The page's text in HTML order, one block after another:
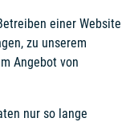
einer Website
zu unserem
Angebot von
nur so lange